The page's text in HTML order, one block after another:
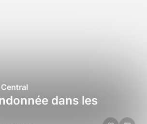
dans les